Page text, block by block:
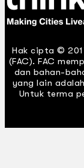
Hak cipta ©
(FAC). FAC
dan bahan-
yang lain
Untuk terma